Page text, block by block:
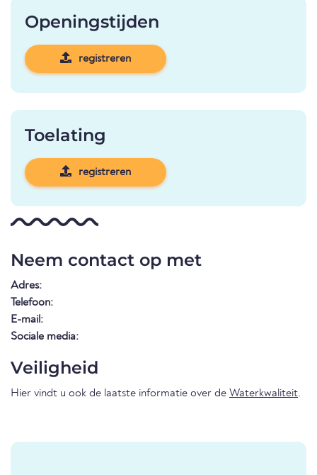
Openingstijden
registreren
Toelating
registreren
Neem contact op met
Adres:
Telefoon:
E-mail:
Sociale media:
Veiligheid
Hier vindt u ook de laatste informatie over de Waterkwaliteit.